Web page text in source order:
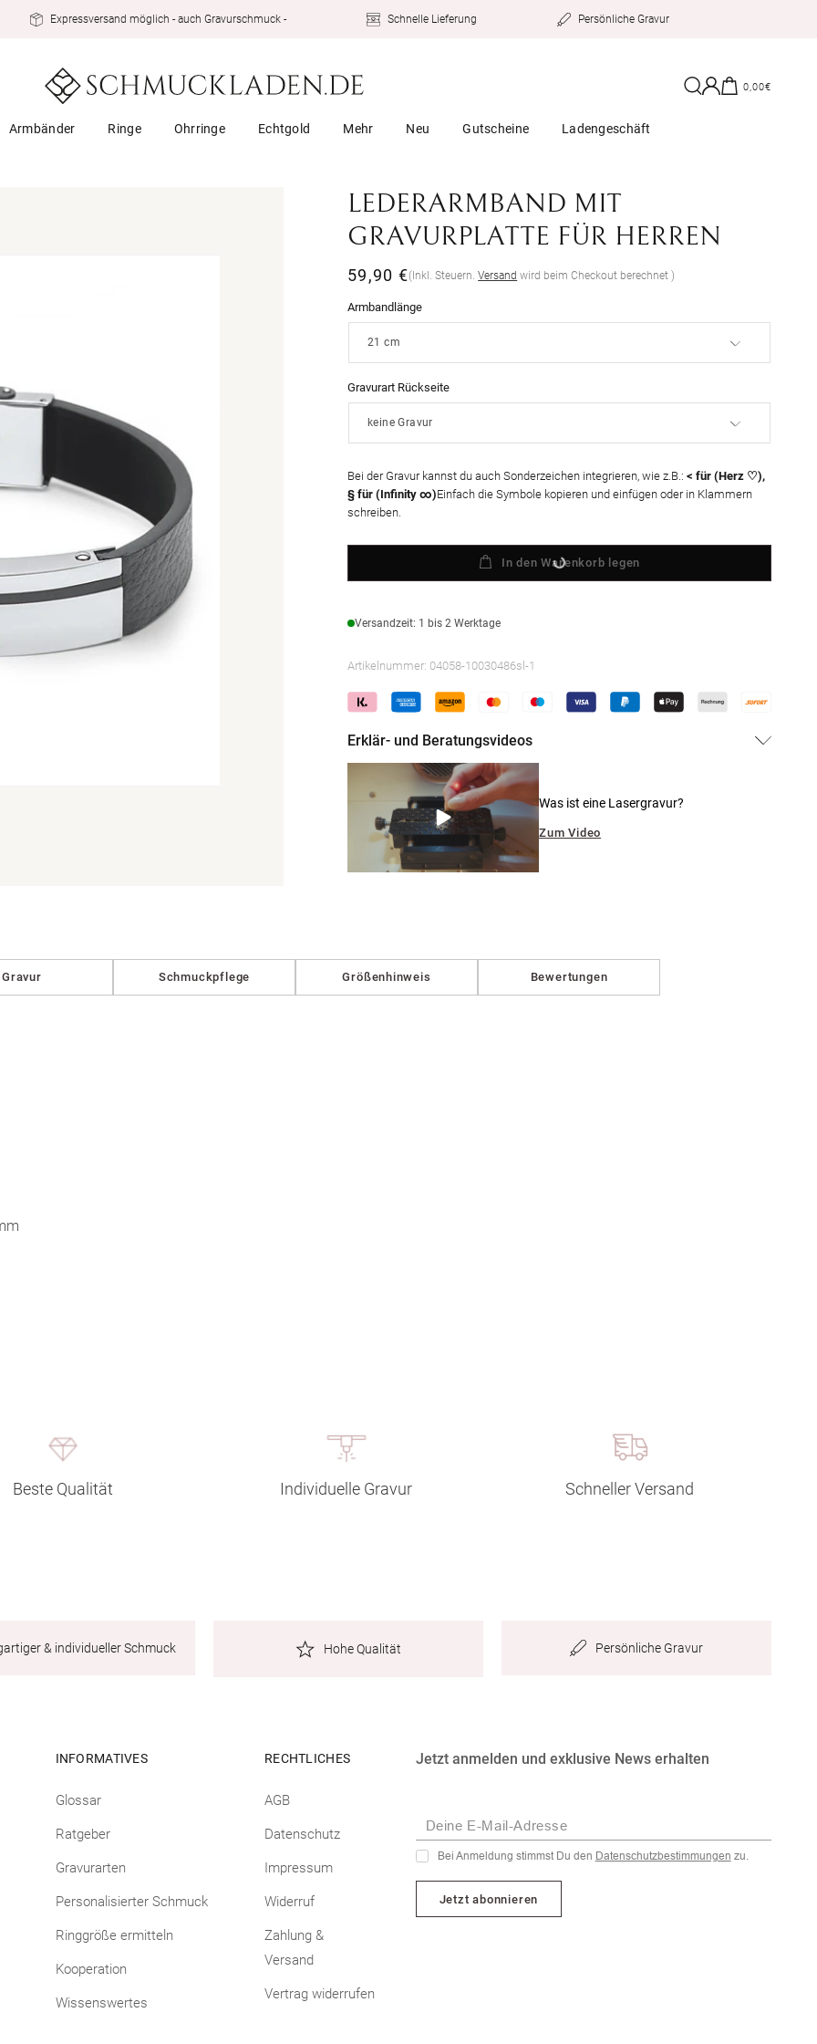
Expressversand möglich - auch Gravurschmuck - Schnelle Lieferung Persönliche Gravur
Armbänder Ringe Ohrringe Echtgold Mehr Neu Gutscheine Ladengeschäft
EinloggenWarenkorb
0,00€
LEDERARMBAND MIT
GRAVURPLATTE FÜR HERREN
Normaler
59,90 €(Inkl. Steuern.Versand wird beim Checkout berechnet )
Armbandlänge
Gravurart Rückseite
Bei der Gravur kannst du auch Sonderzeichen integrieren, wie z.B.: < für (Herz ♡),
§ für (Infinity ∞)Einfach die Symbole kopieren und einfügen oder in Klammern
schreiben.
In den Warenkorb legen
Versandzeit: 1 bis 2 Werktage
Artikelnummer: 04058-10030486sl-1
Erklär- und Beratungsvideos
Was ist eine Lasergravur?
Zum Video
Gravur Schmuckpflege Größenhinweis Bewertungen
Beste Qualität Individuelle Gravur Schneller Versand
& individueller Schmuck Hohe Qualität Persönliche Gravur
INFORMATIVES
Glossar
Ratgeber
Gravurarten
Personalisierter Schmuck
Ringgröße ermitteln
Kooperation
Wissenswertes
RECHTLICHES
AGB
Datenschutz
Impressum
Widerruf
Zahlung &
Versand
Vertrag widerrufen
Jetzt anmelden und exklusive News erhalten
Deine E-Mail-Adresse
Bei Anmeldung stimmst Du den Datenschutzbestimmungen zu.
Jetzt abonnieren